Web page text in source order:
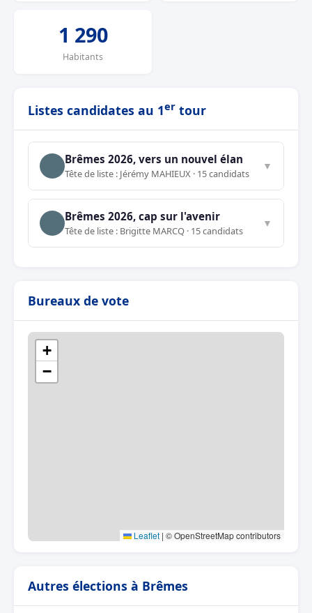
1 290
Habitants
Listes candidates au 1er tour
Brêmes 2026, vers un nouvel élan
Tête de liste : Jérémy MAHIEUX · 15 candidats
▼
Brêmes 2026, cap sur l'avenir
Tête de liste : Brigitte MARCQ · 15 candidats
▼
Bureaux de vote
+
−
Leaflet | © OpenStreetMap contributors
Autres élections à Brêmes